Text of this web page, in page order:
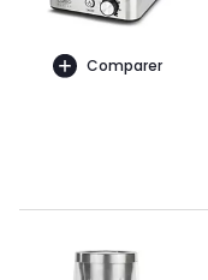
Comparer